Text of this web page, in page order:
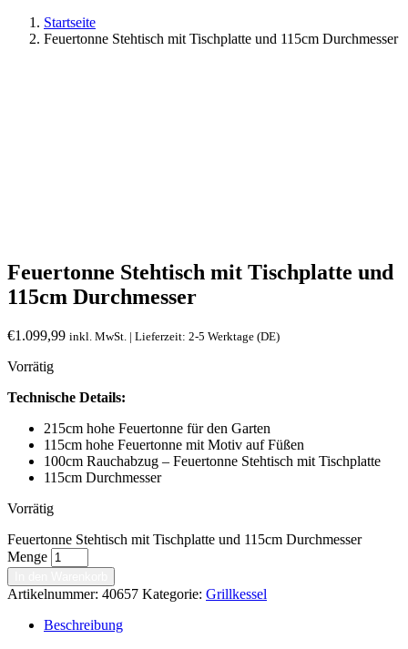
Startseite
Feuertonne Stehtisch mit Tischplatte und 115cm Durchmesser
Feuertonne Stehtisch mit Tischplatte und
115cm Durchmesser
€1.099,99 inkl. MwSt. | Lieferzeit: 2-5 Werktage (DE)
Vorrätig
Technische Details:
215cm hohe Feuertonne für den Garten
115cm hohe Feuertonne mit Motiv auf Füßen
100cm Rauchabzug – Feuertonne Stehtisch mit Tischplatte
115cm Durchmesser
Vorrätig
Feuertonne Stehtisch mit Tischplatte und 115cm Durchmesser
Menge
Artikelnummer: 40657 Kategorie: Grillkessel
Beschreibung